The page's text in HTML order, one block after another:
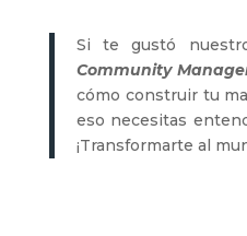
Si te gustó
Community
cómo construir tu
eso necesitas
¡Transformarte al